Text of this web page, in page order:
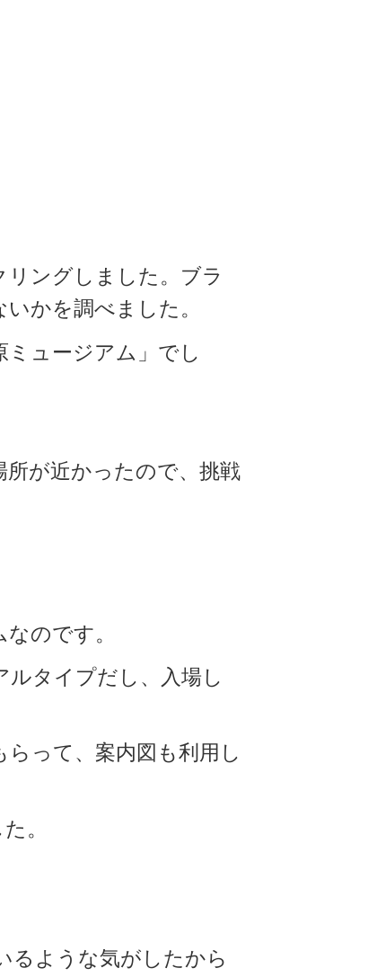
ングしました。ブラ
かを調べました。
ュージアム」でし
が近かったので、挑戦
のです。
タイプだし、入場し
って、案内図も利用し
。
るような気がしたから